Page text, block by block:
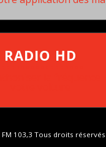
RADIO HD
103,3 Tous droits réservés.